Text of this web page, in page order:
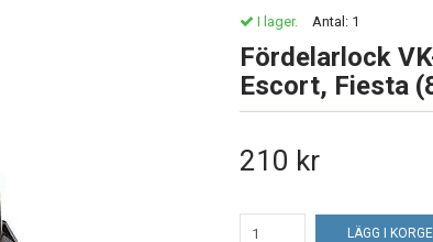
I lager. Antal: 1
Fördelarlock
Escort, Fiesta
210 kr
LÄGG I